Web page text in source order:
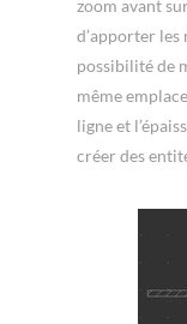
zoom avant
d’apporter les
possibilité de
même
ligne et
créer des